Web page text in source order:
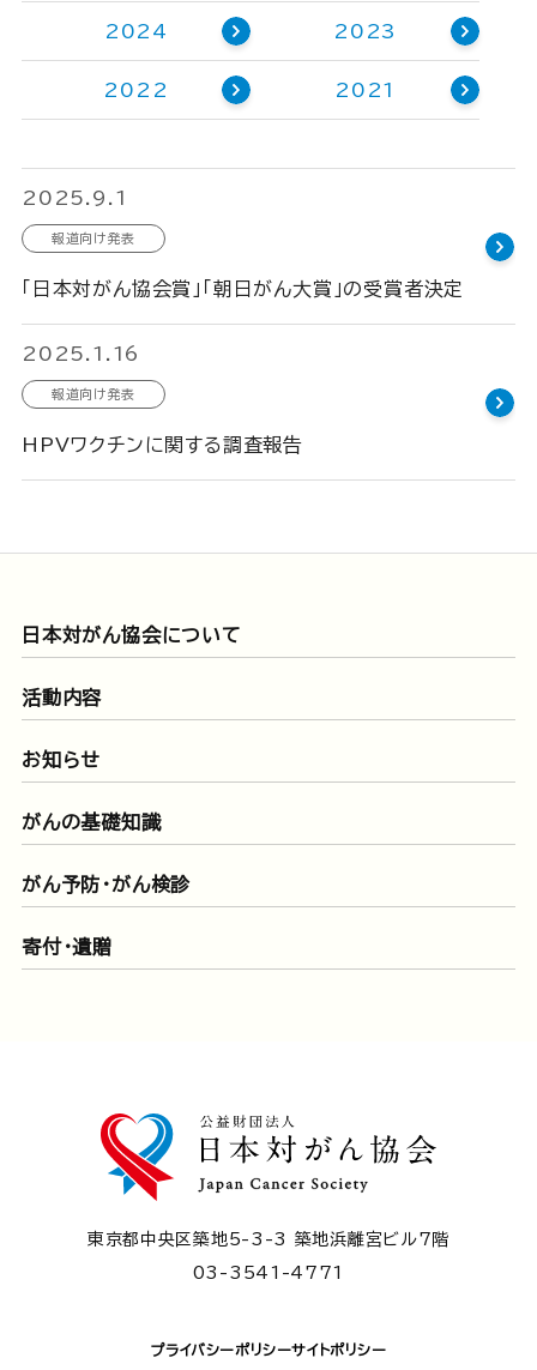
2024 2023
2022 2021
2025.9.1
報道向け発表
「日本対がん協会賞」「朝日がん大賞」の受賞者決定
2025.1.16
報道向け発表
HPVワクチンに関する調査報告
日本対がん協会について
活動内容
お知らせ
がんの基礎知識
がん予防・がん検診
寄付・遺贈
東京都中央区築地5-3-3 築地浜離宮ビル7階
03-3541-4771
プライバシーポリシーサイトポリシー